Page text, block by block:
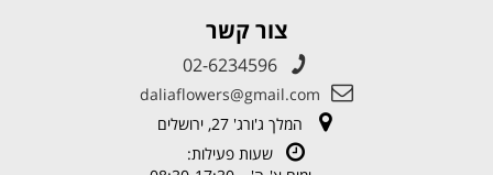
צור קשר
02-6234596
daliaflowers@gmail.com
המלך ג'ורג' 27, ירושלים
שעות פעילות: